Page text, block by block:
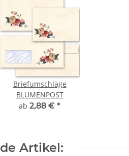
Briefumschläge
BLUMENPOST
ab 2,88 € *
Artikel: